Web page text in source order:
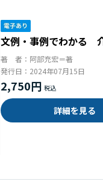
文例・事例でわかる
著 者： 阿部充宏＝著
発行日： 2024年07月15日
2,750円
詳細を見る